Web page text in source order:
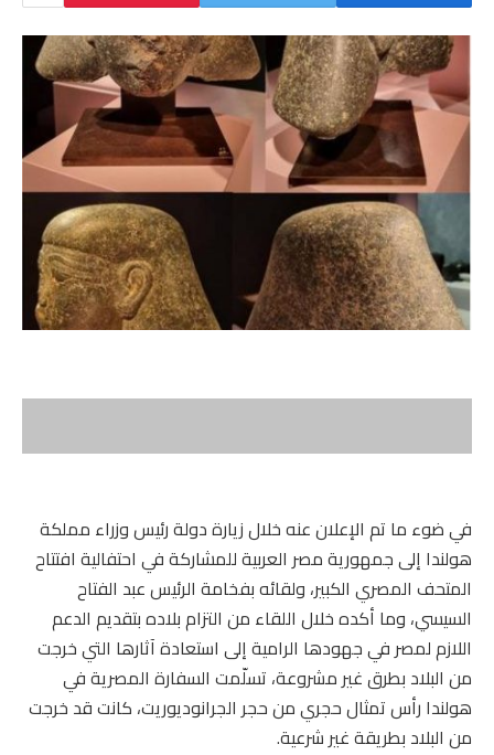
في ضوء ما تم الإعلان عنه خلال زيارة دولة رئيس وزراء مملكة
هولندا إلى جمهورية مصر العربية للمشاركة في احتفالية افتتاح
المتحف المصري الكبير، ولقائه بفخامة الرئيس عبد الفتاح
السيسي، وما أكده خلال اللقاء من التزام بلاده بتقديم الدعم
اللازم لمصر في جهودها الرامية إلى استعادة آثارها التي خرجت
من البلاد بطرق غير مشروعة، تسلّمت السفارة المصرية في
هولندا رأس تمثال حجري من حجر الجرانوديوريت، كانت قد خرجت
من البلاد بطريقة غير شرعية.